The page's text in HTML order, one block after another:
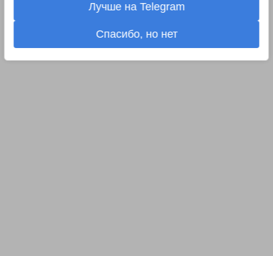
Лучше на Telegram
Спасибо, но нет